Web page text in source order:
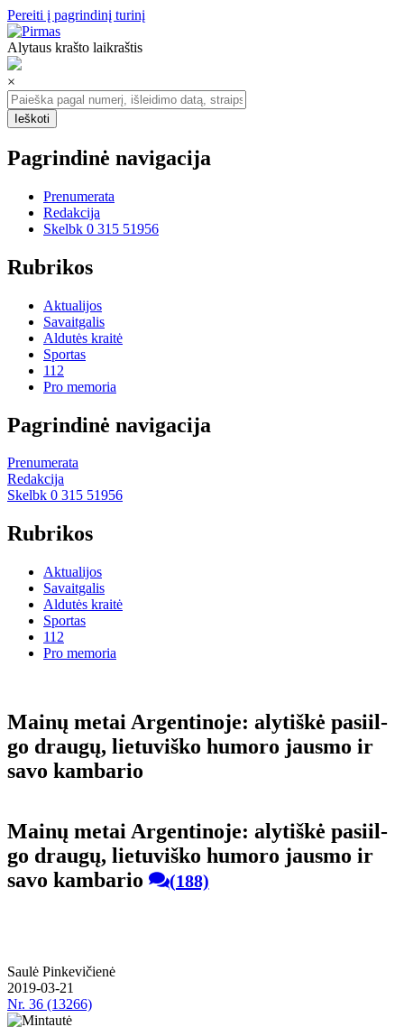
Pereiti į pagrindinį turinį
Alytaus krašto laikraštis
×
Pagrindinė navigacija
Prenumerata
Redakcija
Skelbk 0 315 51956
Rubrikos
Aktualijos
Savaitgalis
Aldutės kraitė
Sportas
112
Pro memoria
Pagrindinė navigacija
Prenumerata
Redakcija
Skelbk 0 315 51956
Rubrikos
Aktualijos
Savaitgalis
Aldutės kraitė
Sportas
112
Pro memoria
Mai­nų me­tai Ar­gen­ti­no­je: aly­tiš­kė pa­si­il­
go drau­gų, lie­tu­viš­ko hu­mo­ro jaus­mo ir
sa­vo kam­ba­rio
Mai­nų me­tai Ar­gen­ti­no­je: aly­tiš­kė pa­si­il­
go drau­gų, lie­tu­viš­ko hu­mo­ro jaus­mo ir
sa­vo kam­ba­rio
(188)
Saulė Pinkevičienė
2019-03-21
Nr. 36 (13266)